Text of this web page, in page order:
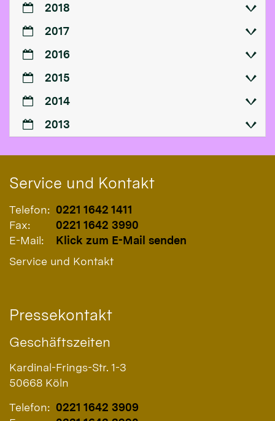
2018
2017
2016
2015
2014
2013
Service und Kontakt
Telefon: 0221 1642 1411
Fax:
0221 1642 3990
E-Mail:
Klick zum E-Mail senden
Service und Kontakt
Pressekontakt
Geschäftszeiten
Kardinal-Frings-Str. 1-3
50668 Köln
Telefon: 0221 1642 3909